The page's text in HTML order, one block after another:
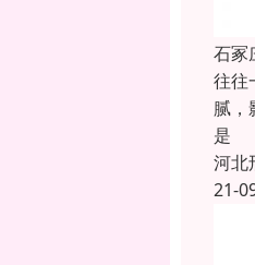
石冢
往往
腻，
是
河北
21-